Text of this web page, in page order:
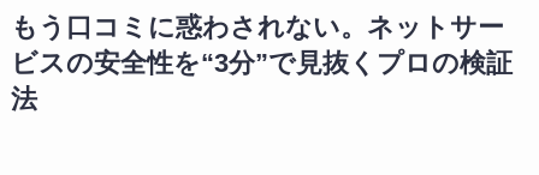
もう口コミに惑わされない。ネットサー
ビスの安全性を“3分”で見抜くプロの検証
法